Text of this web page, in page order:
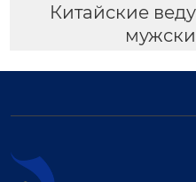
Китайские